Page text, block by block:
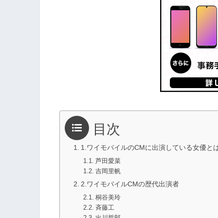
目次
1.ワイモバイルのCMに出演している女優と
芦田愛菜
吉岡里帆
2.ワイモバイルCMの歴代出演者
桐谷美玲
斉藤工